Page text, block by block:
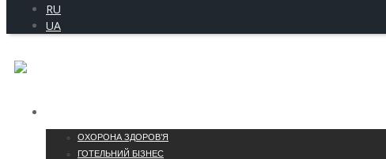
RU
UA
ОХОРОНА ЗДОРОВ’Я
ГОТЕЛЬНИЙ БІЗНЕС